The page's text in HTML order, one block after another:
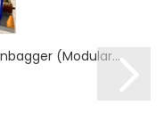
(Modular...